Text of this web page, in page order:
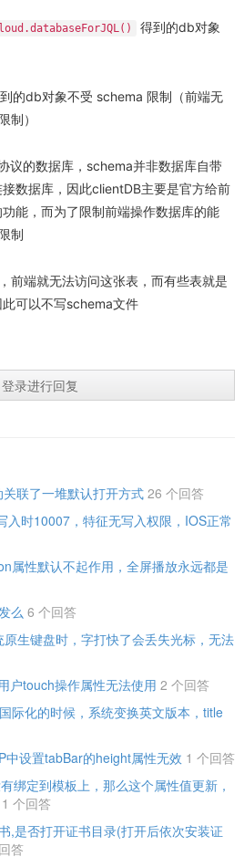
得到的db对象
的db对象不受 schema 限制（前端无
制）
议的数据库，schema并非数据库自带
数据库，因此clientDB主要是官方给前
能，而为了限制前端操作数据库的能
制
前端就无法访问这张表，而有些表就是
可以不写schema文件
登录进行回复
关联了一堆默认打开方式 26 个回答
入时10007，特征无写入权限，IOS正常
属性默认不起作用，全屏播放永远都是
么 6 个回答
原生键盘时，字打快了会丢失光标，无法
户touch操作属性无法使用 2 个回答
际化的时候，系统变换英文版本，title
中设置tabBar的height属性无效 1 个回答
绑定到模板上，那么这个属性值更新，
1 个回答
,是否打开证书目录(打开后依次安装证
答